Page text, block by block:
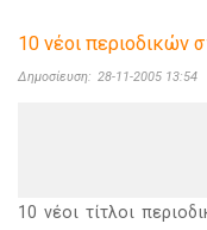
10 νέοι περιοδικών
Δημοσίευση: 28-11-2005 13:54
10 νέοι τίτλοι